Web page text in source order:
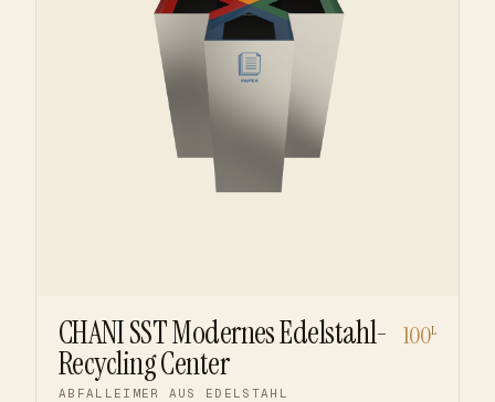
CHANI SST Modernes Edelstahl-
Recycling Center
ABFALLEIMER AUS EDELSTAHL
100L